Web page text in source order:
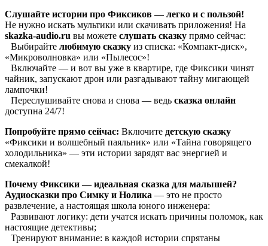
Слушайте истории про Фиксиков — легко и с пользой!
Не нужно искать мультики или скачивать приложения! На
skazka-audio.ru вы можете слушать сказку прямо сейчас:
Выбирайте любимую сказку из списка: «Компакт-диск»,
«Микроволновка» или «Пылесос»!
Включайте — и вот вы уже в квартире, где Фиксики чинят
чайник, запускают дрон или разгадывают тайну мигающей
лампочки!
Переслушивайте снова и снова — ведь сказка онлайн
доступна 24/7!
Попробуйте прямо сейчас: Включите детскую сказку
«Фиксики и волшебный паяльник» или «Тайна говорящего
холодильника» — эти истории зарядят вас энергией и
смекалкой!
Почему Фиксики — идеальная сказка для малышей?
Аудиосказки про Симку и Нолика — это не просто
развлечение, а настоящая школа юного инженера:
Развивают логику: дети учатся искать причины поломок, как
настоящие детективы;
Тренируют внимание: в каждой истории спрятаны